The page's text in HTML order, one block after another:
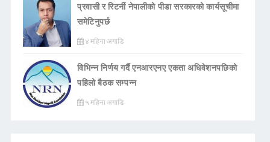
प्रवासी र रिटर्नी नेपालीको पीडा सरकारको कार्यसूचीमा
समेटिनुपर्छ
४ महिना अगाडि
विभिन्न निर्णय गर्दै एनआरएनए एकता अधिवेशनपछिको
पहिलो बैठक सम्पन्न
५ महिना अगाडि